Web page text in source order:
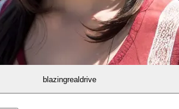
blazingrealdrive